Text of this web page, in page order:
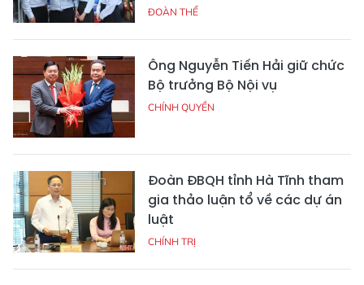
ĐOÀN THỂ
Ông Nguyễn Tiến Hải giữ chức
Bộ trưởng Bộ Nội vụ
CHÍNH QUYỀN
Đoàn ĐBQH tỉnh Hà Tĩnh tham
gia thảo luận tổ về các dự án
luật
CHÍNH TRỊ